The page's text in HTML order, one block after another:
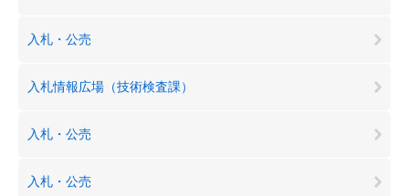
入札・公売
入札情報広場（技術検査課）
入札・公売
入札・公売